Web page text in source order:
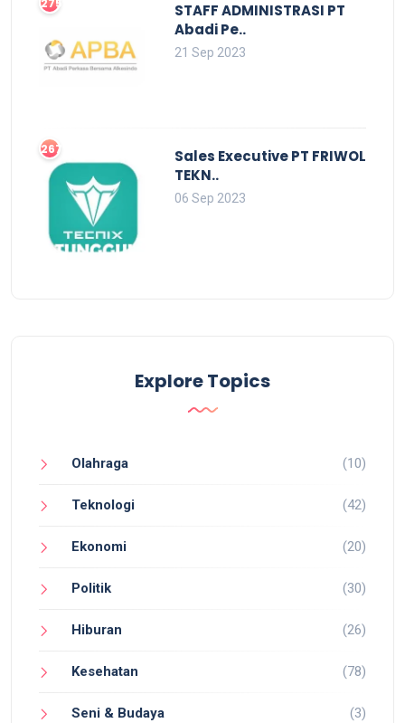
2752
STAFF ADMINISTRASI PT
Abadi Pe..
21 Sep 2023
2679
Sales Executive PT FRIWOL
TEKN..
06 Sep 2023
Explore Topics
Olahraga (10)
Teknologi (42)
Ekonomi (20)
Politik (30)
Hiburan (26)
Kesehatan (78)
Seni & Budaya (3)